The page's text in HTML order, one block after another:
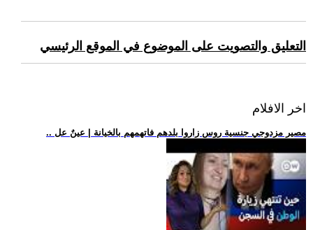
التعليق والتصويت على الموضوع في الموقع الرئيسي
اخر الافلام
.. مصير مزدوجي جنسية روس زاروا بلدهم فاتهمهم بالخيانة | عينٌ عل